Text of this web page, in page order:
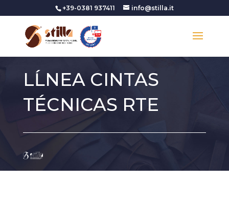
+39-0381 937411 info@stilla.it
LĹNEA CINTAS
TÉCNICAS RTE